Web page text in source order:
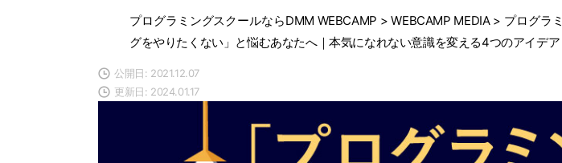
プログラミングスクールならDMM WEBCAMP >WEBCAMP MEDIA> プログラ
グをやりたくない」と悩むあなたへ｜本気になれない意識を変える4つのアイデア
公開日: 2021.12.07
更新日: 2024.01.17